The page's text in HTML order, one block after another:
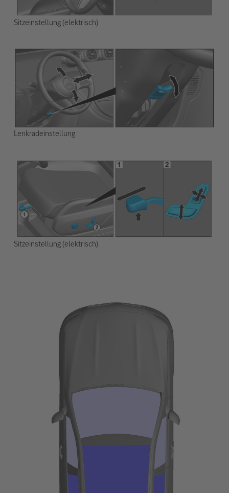
Sitzeinstellung (elektrisch)
Lenkradeinstellung
Sitzeinstellung (elektrisch)